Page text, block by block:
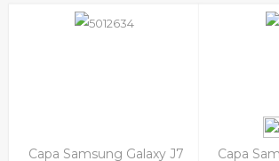
Capa Samsung Galaxy J7
Capa